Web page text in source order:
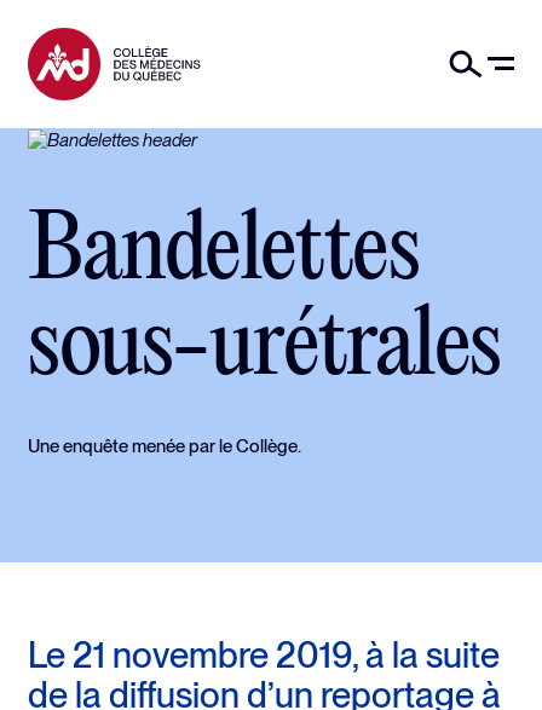
Bandelettes
sous-urétrales
Une enquête menée par le Collège.
Le 21 novembre 2019, à la suite
de la diffusion d’un reportage à